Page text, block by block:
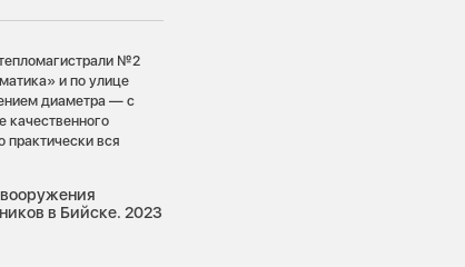
№2
и по улице
диаметра — с
качественного
вся
в Бийске. 2023